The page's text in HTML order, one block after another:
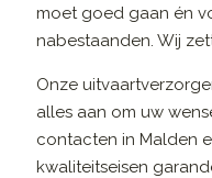
moet goed gaan én
nabestaanden. Wij
Onze
alles aan om uw
contacten in Malden
kwaliteitseisen